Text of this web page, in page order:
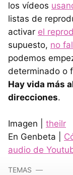
los vídeos
listas de
activar el
supuesto, no
podemos
determinado o
Hay vida más
direcciones.
Imagen | theilr
En Genbeta |
audio de
TEMAS